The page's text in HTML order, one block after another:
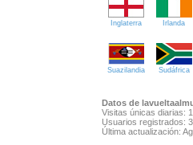
Inglaterra Irlanda
Suazilandia Sudáfrica
Datos de
Visitas únicas diarias:
Usuarios registrados:
Última actualización: